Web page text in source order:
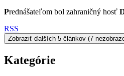
Prednášateľom bol zahraničný hosť
RSS
Zobraziť ďalších 5 článkov (7
Kategórie